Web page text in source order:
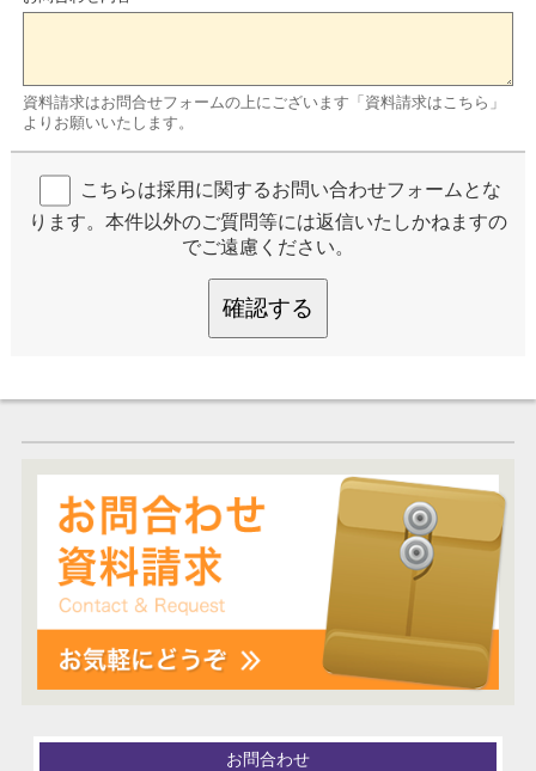
資料請求はお問合せフォームの上にございます「資料請求はこちら」
よりお願いいたします。
こちらは採用に関するお問い合わせフォームとな
ります。本件以外のご質問等には返信いたしかねますの
でご遠慮ください。
確認する
お問合わせ